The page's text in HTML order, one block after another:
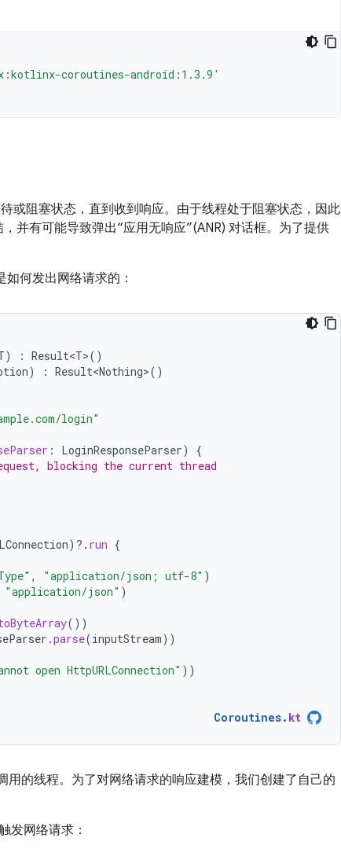
coroutines-android:1.3.9'
或阻塞状态，直到收到响应。 由于线程处于阻塞状态，因此
，并有可能导致弹出“应用无响应”(ANR) 对话框。为了提供
如何发出网络请求的：
) : Result<T>()
) : Result<Nothing>()
login"
: LoginResponseParser)
{
blocking the current thread
) ?. run {
, "application/json; utf-8" )
"application/json" )
())
.parse(inputStream))
open HttpURLConnection" ))
Coroutines. kt
用的线程。为了对网络请求的响应建模，我们创建了自己的
发网络请求：